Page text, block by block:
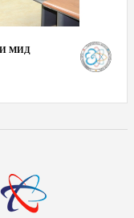
И МИД